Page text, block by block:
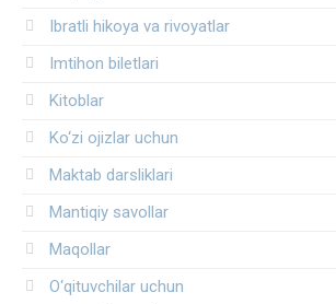
Ibratli hikoya va rivoyatlar
Imtihon biletlari
Kitoblar
Ko‘zi ojizlar uchun
Maktab darsliklari
Mantiqiy savollar
Maqollar
O‘qituvchilar uchun